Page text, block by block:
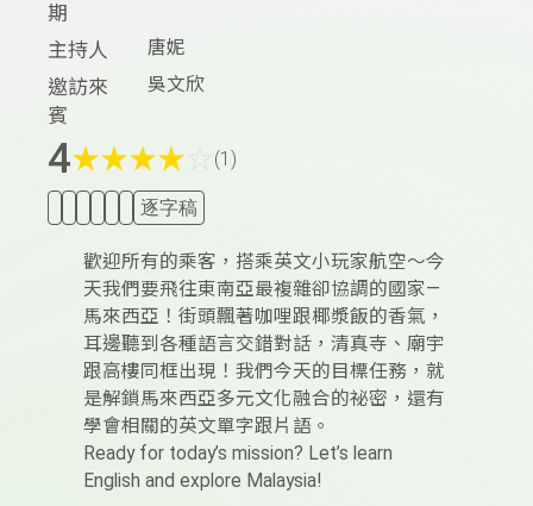
期
主持人 唐妮
邀訪來
賓
吳文欣
4★★★★ (1)
逐字稿
歡迎所有的乘客，搭乘英文小玩家航空～今
天我們要飛往東南亞最複雜卻協調的國家—
馬來西亞！街頭飄著咖哩跟椰漿飯的香氣，
耳邊聽到各種語言交錯對話，清真寺、廟宇
跟高樓同框出現！我們今天的目標任務，就
是解鎖馬來西亞多元文化融合的祕密，還有
學會相關的英文單字跟片語。
Ready for today’s mission? Let’s learn
English and explore Malaysia!